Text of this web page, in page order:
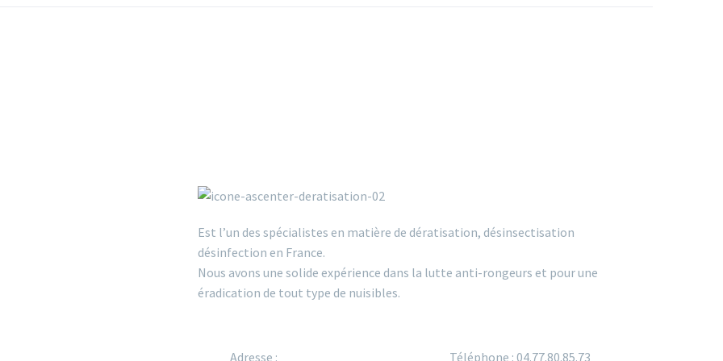
Est l’un des spécialistes en matière de dératisation, désinsectisation
désinfection en France.
Nous avons une solide expérience dans la lutte anti-rongeurs et pour une
éradication de tout type de nuisibles.
Adresse : Téléphone : 04.77.80.85.73